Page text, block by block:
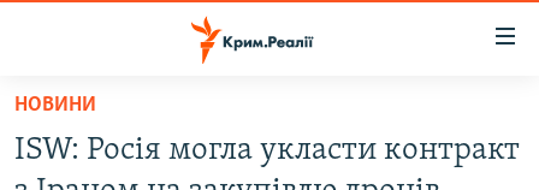
Перейти
основного
НОВИНИ
ISW: Росія могла укласти контракт